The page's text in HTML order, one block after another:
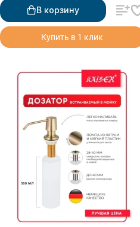
В корзину
Купить в 1 клик